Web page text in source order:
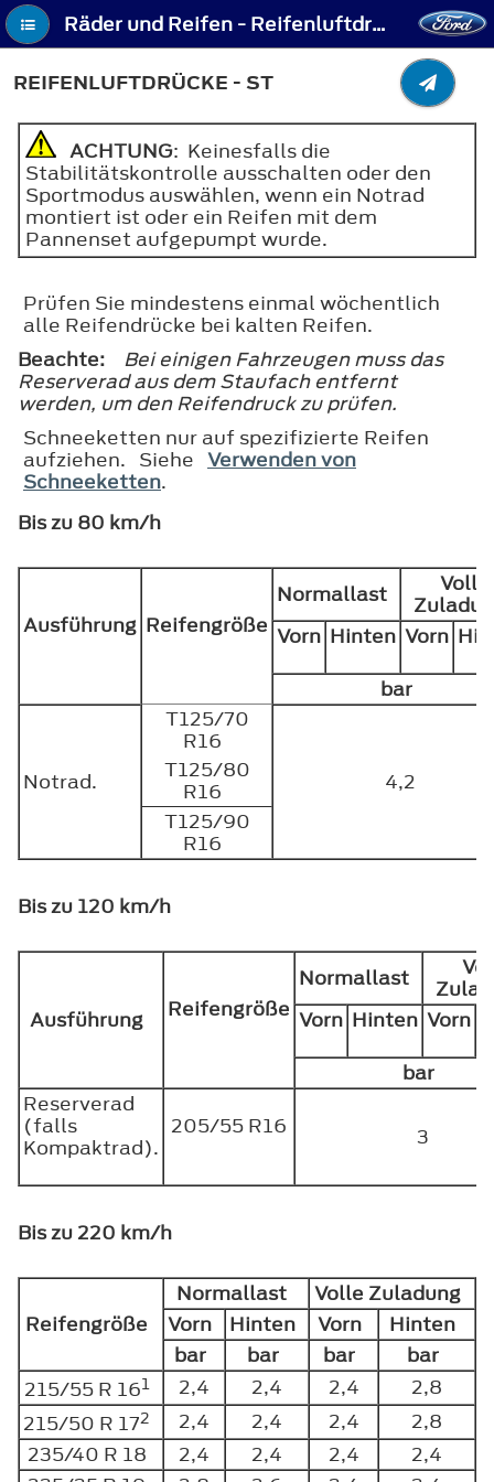
Räder und Reifen - Reifenluftdrücke - ST
REIFENLUFTDRÜCKE - ST
ACHTUNG: Keinesfalls die
Stabilitätskontrolle ausschalten oder den
Sportmodus auswählen, wenn ein Notrad
montiert ist oder ein Reifen mit dem
Pannenset aufgepumpt wurde.
Prüfen Sie mindestens einmal wöchentlich
alle Reifendrücke bei kalten Reifen.
Beachte:
Bei einigen Fahrzeugen muss das
Reserverad aus dem Staufach entfernt
werden, um den Reifendruck zu prüfen.
Schneeketten nur auf spezifizierte Reifen
aufziehen. Siehe Verwenden von
Schneeketten.
Bis zu 80 km/h
Ausführung Reifengröße
Normallast
Volle
Vorn Hinten Vorn
bar
Notrad.
T125/70
R16
4,2
T125/80
R16
T125/90
R16
Bis zu 120 km/h
Ausführung Reifengröße
Normallast
Vorn Hinten Vorn
bar
Reserverad
(falls
Kompaktrad).
205/55 R16 3
Bis zu 220 km/h
Reifengröße
Normallast
Volle Zuladung
Vorn
Hinten Vorn
Hinten
bar
bar bar
bar
215/55 R 161 2,4 2,4 2,4
2,8
215/50 R 172 2,4 2,4 2,4
2,8
235/40 R 18
2,4 2,4 2,4
2,4